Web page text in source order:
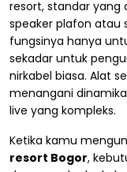
resort, standar yang
speaker plafon atau
fungsinya hanya
sekadar untuk
nirkabel biasa. Alat
menangani
live yang kompleks.
Ketika kamu
resort Bogor,